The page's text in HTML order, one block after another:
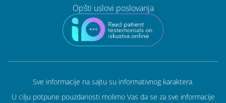
Opšti uslovi poslovanja
Sve informacije na sajtu su informativnog karaktera.
U cilju potpune pouzdanosti molimo Vas da se za sve informacije